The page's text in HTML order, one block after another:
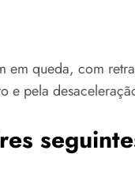
queda, com
pela